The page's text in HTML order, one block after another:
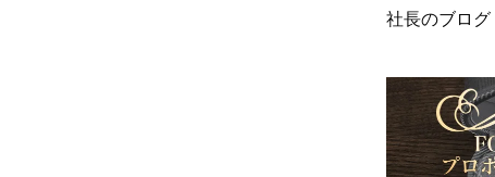
社長のブログ